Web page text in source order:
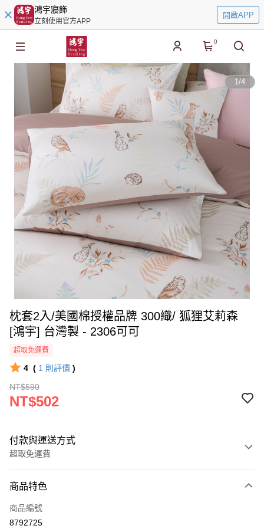
鴻宇寢飾
立刻使用官方APP
開啟APP
0
1/4
枕套2入/美國棉授權品牌 300織/ 狐狸艾莉森
[鴻宇] 台灣製 - 2306可可
超取免運費
4 ( 1 則評價 )
NT$590
NT$502
付款與運送方式
超取免運費
信用卡一次付款
超商取貨付款
商品特色
商品編號
8792725